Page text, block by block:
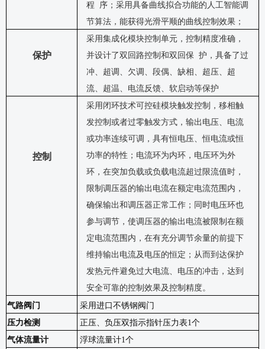
程 序；采用具备曲线拟合功能的人工智能调
节算法，能获得光滑平顺的曲线控制效果；
保护
采用集成化模块控制单元，控制精度准确，
并设计了双回路控制和双回保 护，具备了过
冲、超调、欠调、段偶、缺相、超压、超
流、超温、电流反馈、软启动等保护
控制
采用闭环技术可控硅模块触发控制，移相触
发控制或者过零触发方式，输出电压、电流
或功率连续可调，具有恒电压、恒电流或恒
功率的特性；电流环为内环，电压环为外
环，在突加负载或负载电流超过限流值时，
限制调压器的输出电流在额定电流范围内，
确保输出和调压器正常工作；同时电压环也
参与调节，使调压器的输出电流被限制在额
定电流范围内，在有充分调节余量的前提下
维持输出电流及电压的恒定；从而到达保护
发热元件避免过大电流、电压的冲击，达到
安全可靠的控制效果及控制精度。
气路阀门
采用进口不锈钢阀门
压力检测
正压、负压双指示指针压力表1个
气体流量计
浮球流量计1个